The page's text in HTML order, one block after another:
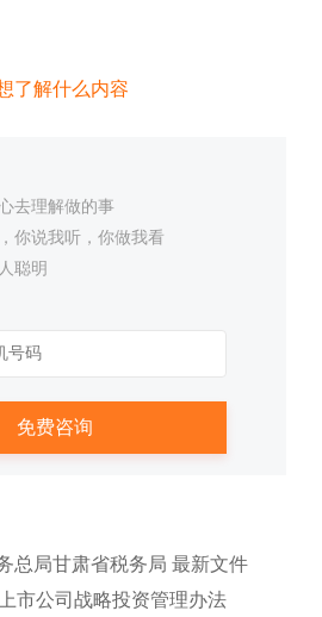
了解什么内容
去理解做的事
你说我听，你做我看
聪明
总局甘肃省税务局 最新文件
市公司战略投资管理办法